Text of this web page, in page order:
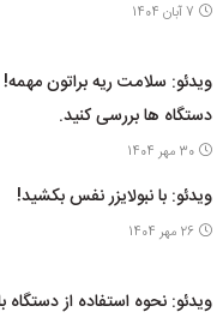
7 آبان 1404
ویدئو: سلامت ریه براتون مهمه!
دستگاه ها بررسی کنید.
30 مهر 1404
ویدئو: با نبولایزر نفس بکشید!
26 مهر 1404
ویدئو: نحوه استفاده از